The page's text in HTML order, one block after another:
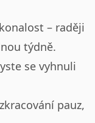
– raději
týdně.
se vyhnuli
pauz,